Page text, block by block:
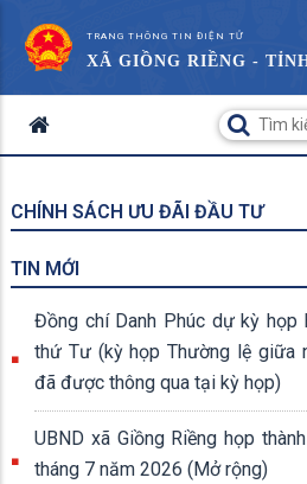
TRANG THÔNG TIN ĐIỆN TỬ
XÃ GIỒNG RIỀNG -
CHÍNH SÁCH ƯU ĐÃI ĐẦU TƯ
TIN MỚI
Đồng chí Danh Phúc dự kỳ họp
thứ Tư (kỳ họp Thường lệ giữa
đã được thông qua tại kỳ họp)
UBND xã Giồng Riềng họp
tháng 7 năm 2026 (Mở rộng)